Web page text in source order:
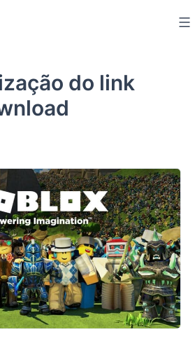
do link